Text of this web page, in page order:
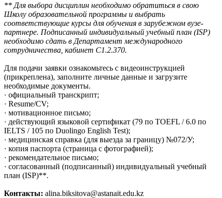
** Для выбора дисциплин необходимо обратиться в свою
Школу образовательной программы и выбрать
соответствующие курсы для обучения в зарубежном вузе-
партнере. Подписанный индивидуальный учебный план (ISP)
необходимо сдать в Департамент международного
сотрудничества, кабинет C1.2.370.
Для подачи заявки ознакомьтесь с видеоинструкцией
(прикреплена), заполните личные данные и загрузите
необходимые документы.
· официальный транскрипт;
· Resume/CV;
· мотивационное письмо;
· действующий языковой сертификат (79 по TOEFL / 6.0 по
IELTS / 105 по Duolingo English Test);
· медицинская справка (для выезда за границу) №072/У;
· копия паспорта (страница с фотографией);
· рекомендательное письмо;
· согласованный (подписанный) индивидуальный учебный
план (ISP)**.
Контакты: alina.biksitova@astanait.edu.kz